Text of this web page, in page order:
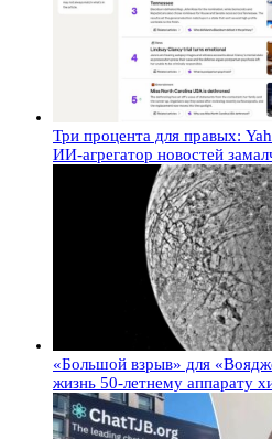
Три процента для правых:
ИИ-агрегатор новостей
«Большой взрыв» для
жизнь 50-летнему аппарату